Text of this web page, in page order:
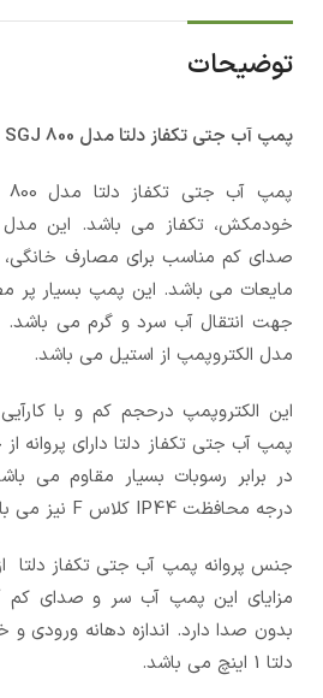
توضیحات
پمپ آب جتی تکفاز دلتا مدل SGJ 800
خودمکش، تکفاز می باشد. این مدل
صدای کم مناسب برای مصارف خانگی،
مایعات می باشد. این پمپ بسیار پر
جهت انتقال آب سرد و گرم می باشد.
مدل الکتروپمپ از استیل می باشد.
این الکتروپمپ درحجم کم و با
پمپ آب جتی تکفاز دلتا دارای
در برابر رسوبات بسیار مقاوم می
درجه محافظت IP44 کلاس F نیز می باشد.
جنس پروانه پمپ آب جتی تکفاز دلتا
مزایای این پمپ آب سر و صدای کم
بدون صدا دارد. اندازه دهانه
دلتا 1 اینچ می باشد.